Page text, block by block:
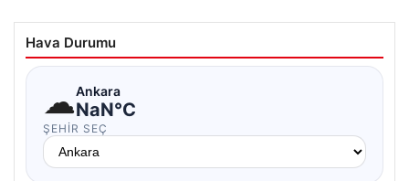
Hava Durumu
☁Ankara
NaN°C
ŞEHIR SEÇ